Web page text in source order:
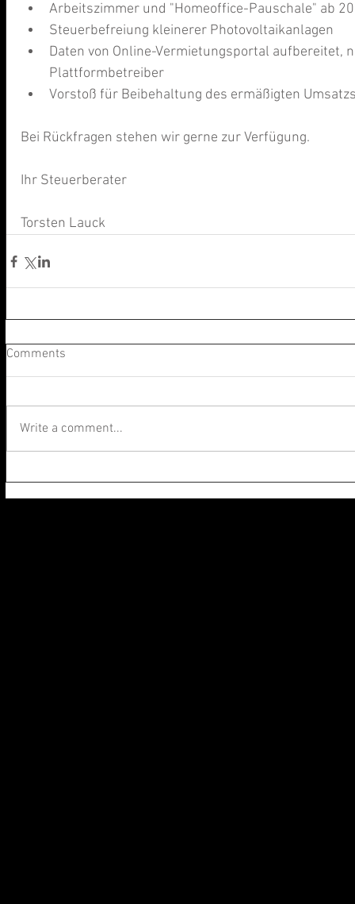
Arbeitszimmer und "Homeoffice-Pauschale" ab
Steuerbefreiung kleinerer Photovoltaikanlagen
Daten von Online-Vermietungsportal aufbereitet,
Plattformbetreiber
Vorstoß für Beibehaltung des ermäßigten
Bei Rückfragen stehen wir gerne zur Verfügung.
Ihr Steuerberater
Torsten Lauck
Comments
Write a comment...